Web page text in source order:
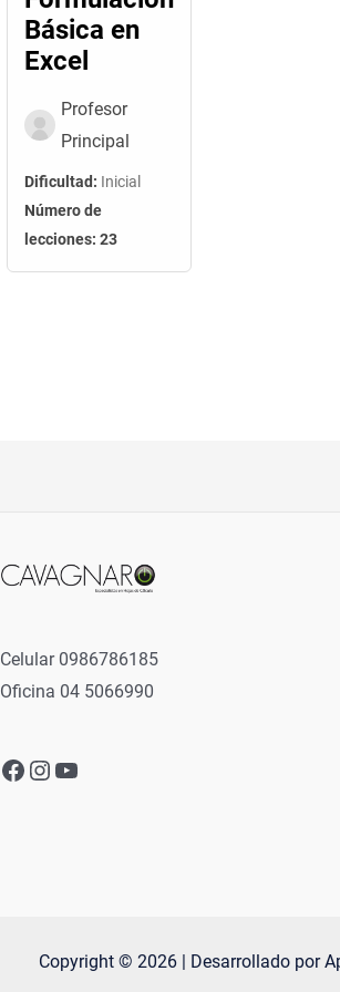
Básica en
Excel
Profesor
Principal
Dificultad: Inicial
Número de
lecciones:23
Celular 0986786185
Oficina 04 5066990
Facebook
Instagram
YouTube
Copyright © 2026 | Desarrollado por